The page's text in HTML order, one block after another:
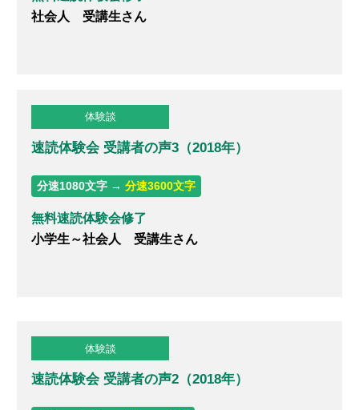
無料体験のお申し込み
社会人 受講生さん
体験談
速読体験会 受講者の声3（2018年）
分速1080文字 →分速3600文字
無料速読体験会修了
小学生～社会人 受講生さん
体験談
速読体験会 受講者の声2（2018年）